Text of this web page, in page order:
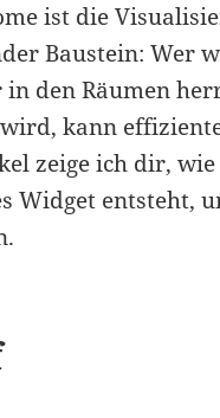
ist die
Baustein: Wer
den Räumen
kann
zeige ich dir,
Widget entsteht,